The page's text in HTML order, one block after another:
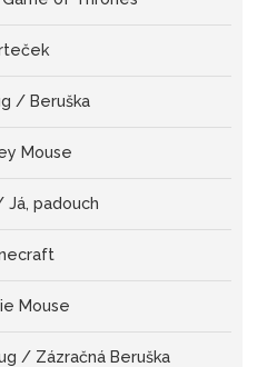
/ Beruška
Mouse
Já, padouch
Mouse
/ Zázračná Beruška